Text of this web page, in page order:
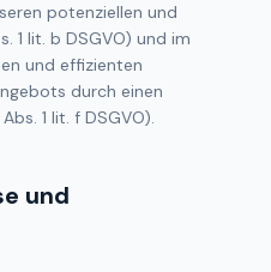
potenziellen und
1 lit. b DSGVO) und im
und effizienten
durch einen
1 lit. f DSGVO).
und